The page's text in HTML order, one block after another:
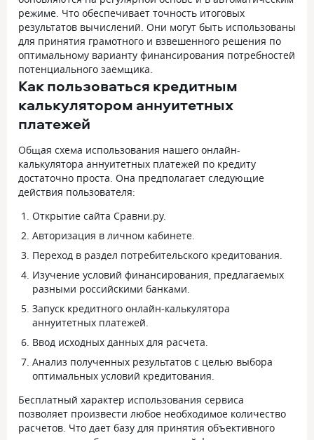
режиме. Что обеспечивает точность итоговых
результатов вычислений. Они могут быть использованы
для принятия грамотного и взвешенного решения по
оптимальному варианту финансирования потребностей
потенциального заемщика.
Как пользоваться кредитным
калькулятором аннуитетных
платежей
Общая схема использования нашего онлайн-
калькулятора аннуитетных платежей по кредиту
достаточно проста. Она предполагает следующие
действия пользователя:
Открытие сайта Сравни.ру.
Авторизация в личном кабинете.
Переход в раздел потребительского кредитования.
Изучение условий финансирования, предлагаемых
разными российскими банками.
Запуск кредитного онлайн-калькулятора
аннуитетных платежей.
Ввод исходных данных для расчета.
Анализ полученных результатов с целью выбора
оптимальных условий кредитования.
Бесплатный характер использования сервиса
позволяет произвести любое необходимое количество
расчетов. Что дает базу для принятия объективного